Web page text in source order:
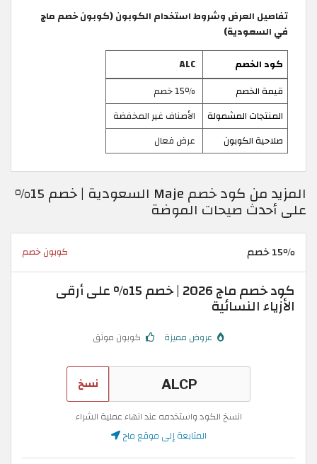
تفاصيل العرض وشروط استخدام الكوبون (كوبون خصم ماج
في السعودية)
كود الخصم
ALC
قيمة الخصم
15٪ خصم
المنتجات المشمولة
الأصناف غير المخفضة
صلاحية الكوبون
عرض فعال
المزيد من كود خصم Maje السعودية | خصم 15%
على أحدث صيحات الموضة
15٪ خصم كوبون خصم
كود خصم ماج 2026 | خصم 15% على أرقى
الأزياء النسائية
عروض مميزة كوبون موثق
نسخ
انسخ الكود واستخدمه عند انهاء عملية الشراء
المتابعة إلى موقع ماج